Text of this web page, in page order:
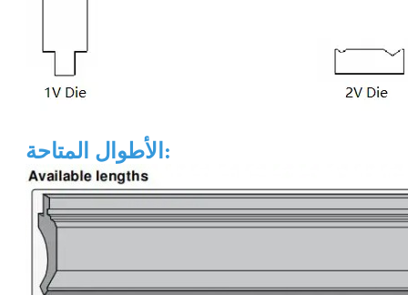
الأطوال المتاحة: